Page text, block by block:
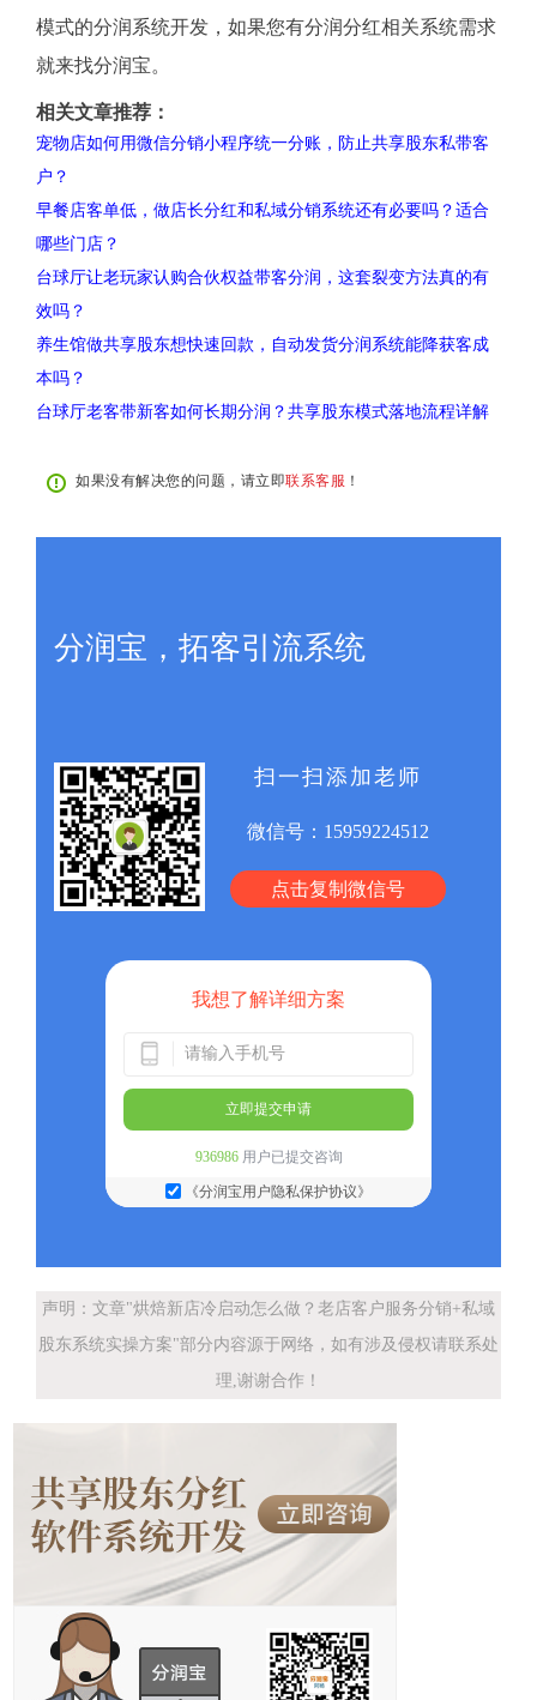
模式的分润系统开发，如果您有分润分红相关系统需求
就来找分润宝。
相关文章推荐：
宠物店如何用微信分销小程序统一分账，防止共享股东私带客
户？
早餐店客单低，做店长分红和私域分销系统还有必要吗？适合
哪些门店？
台球厅让老玩家认购合伙权益带客分润，这套裂变方法真的有
效吗？
养生馆做共享股东想快速回款，自动发货分润系统能降获客成
本吗？
台球厅老客带新客如何长期分润？共享股东模式落地流程详解
如果没有解决您的问题，请立即联系客服 ！
分润宝，拓客引流系统
扫一扫添加老师
微信号： 15959224512
点击复制微信号
我想了解详细方案
立即提交申请
936986用户已提交咨询
《分润宝用户隐私保护协议》
声明：文章"烘焙新店冷启动怎么做？老店客户服务分销+私域
股东系统实操方案"部分内容源于网络，如有涉及侵权请联系处
理,谢谢合作！